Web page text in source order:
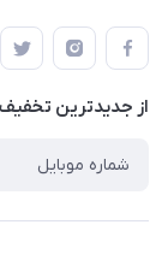
لیست محصولات
درباره ما
قوانین و مقررات
حریم خصوصی
راهنما
از جدید‌ترین